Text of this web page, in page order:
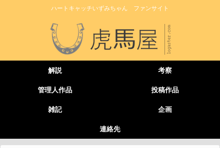
ハートキャッチいずみちゃん ファンサイト
解説 考察
管理人作品 投稿作品
雑記 企画
連絡先